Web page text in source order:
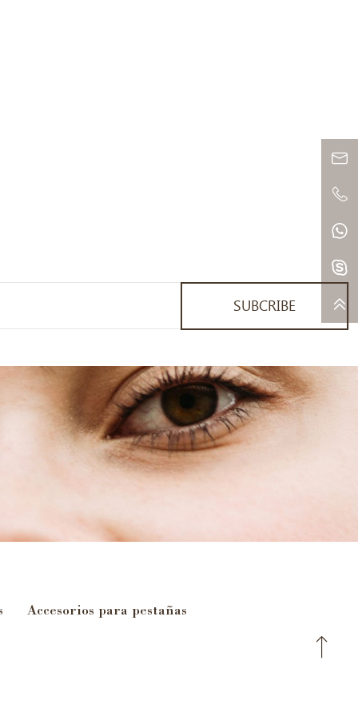
SUBCRIBE
Accesorios para pestañas